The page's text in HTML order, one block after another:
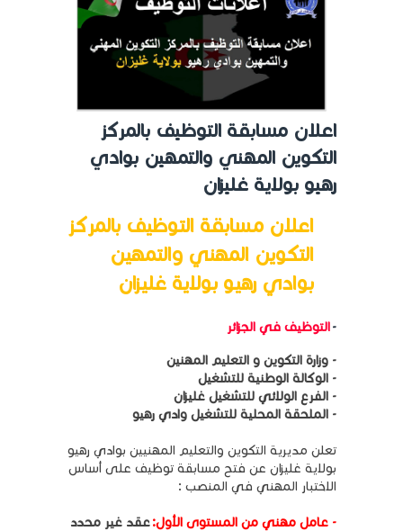
اعلان مسابقة التوظيف بالمركز
التكوين المهني والتمهين بوادي
رهيو بولاية غليزان
اعلان مسابقة التوظيف بالمركز
التكوين المهني والتمهين
بوادي رهيو بولاية غليزان
-التوظيف في الجزائر
- وزارة التكوين و التعليم المهنين
- الوكالة الوطنية للتشغيل
- الفرع الولائي للتشغيل غليزان
- الملحقة المحلية للتشغيل وادي رهيو
تعلن مديرية التكوين والتعليم المهنيين بوادي رهيو
بولاية غليزان عن فتح مسابقة توظيف على أساس
الاختبار المهني في المنصب :
- عامل مهني من المستوى الأول:عقد غير محدد